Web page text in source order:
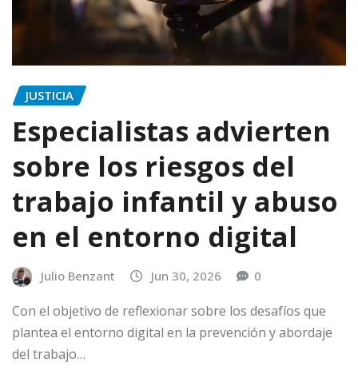
JUSTICIA
Especialistas advierten
sobre los riesgos del
trabajo infantil y abuso
en el entorno digital
Julio Benzant Jun 30, 2026 0
Con el objetivo de reflexionar sobre los desafíos que
plantea el entorno digital en la prevención y abordaje
del trabajo…